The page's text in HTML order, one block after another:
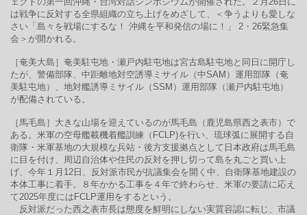
は戦争に反対する全県組織の立ち上げをめざして、＜争うよりも愛しな
さい「島々を戦場にするな！ 沖縄を平和発信の場に！」 2・26緊急集
会＞が開かれる。
［奄美大島］奄美駐屯地・瀬戸内駐屯地は宮古島駐屯地と同日に開庁し
たが、警備部隊、中距離地対空誘導ミサイル（中SAM）運用部隊（奄
美駐屯地）、地対艦誘導ミサイル（SSM）運用部隊（瀬戸内駐屯地）
が配備されている。
［馬毛島］大きな山場を迎えているのが馬毛島（鹿児島県西之表市）で
ある。米軍の空母艦載機着艦訓練（FCLP)を行い、琉球弧に展開する自
衛隊・米軍基地の大規模な兵站・後方支援拠点として日本政府は馬毛島
に目を付け、周辺自治体や住民の反対を押し切って島を丸ごと買い上
げ、今年１月12日、反対派市民が抗議集会を開く中、自衛隊基地建設の
本体工事に着手。８年かかる工事を４年で終わらせ、米軍の要請に応え
て2025年度にはFCLP運用をするという。
反対派だった西之表市長は態度を鮮明にしない実質容認に転じ、市議